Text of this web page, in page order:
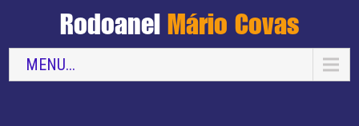
Rodoanel Mário Covas
MENU...